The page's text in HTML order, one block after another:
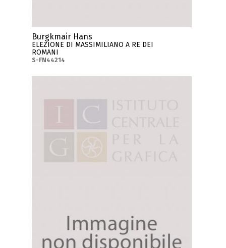
Burgkmair Hans
ELEZIONE DI MASSIMILIANO A RE DEI
ROMANI
S-FN44214